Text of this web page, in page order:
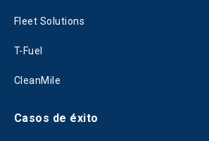
Fleet Solutions
T-Fuel
CleanMile
Casos de éxito